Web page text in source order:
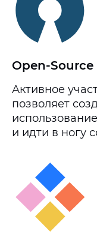
Open-
Активное
позволяет
и идти в ногу